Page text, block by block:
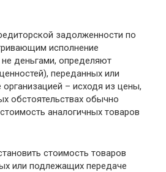
задолженности по
исполнение
не деньгами, определяют
переданных или
– исходя из цены,
обстоятельствах обычно
аналогичных товаров
стоимость товаров
или подлежащих передаче